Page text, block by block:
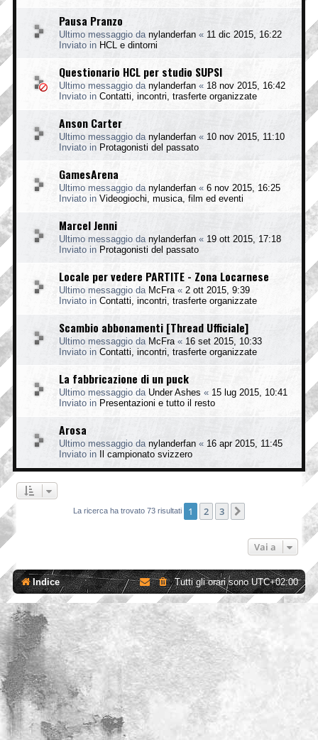
Pausa Pranzo
Ultimo messaggio da nylanderfan « 11 dic 2015, 16:22
Inviato in HCL e dintorni
Questionario HCL per studio SUPSI
Ultimo messaggio da nylanderfan « 18 nov 2015, 16:42
Inviato in Contatti, incontri, trasferte organizzate
Anson Carter
Ultimo messaggio da nylanderfan « 10 nov 2015, 11:10
Inviato in Protagonisti del passato
GamesArena
Ultimo messaggio da nylanderfan « 6 nov 2015, 16:25
Inviato in Videogiochi, musica, film ed eventi
Marcel Jenni
Ultimo messaggio da nylanderfan « 19 ott 2015, 17:18
Inviato in Protagonisti del passato
Locale per vedere PARTITE - Zona Locarnese
Ultimo messaggio da McFra « 2 ott 2015, 9:39
Inviato in Contatti, incontri, trasferte organizzate
Scambio abbonamenti [Thread Ufficiale]
Ultimo messaggio da McFra « 16 set 2015, 10:33
Inviato in Contatti, incontri, trasferte organizzate
La fabbricazione di un puck
Ultimo messaggio da Under Ashes « 15 lug 2015, 10:41
Inviato in Presentazioni e tutto il resto
Arosa
Ultimo messaggio da nylanderfan « 16 apr 2015, 11:45
Inviato in
Il campionato svizzero
La ricerca ha trovato 73 risultati 1 2 3
Vai a
Indice Tutti gli orari sonoUTC+02:00